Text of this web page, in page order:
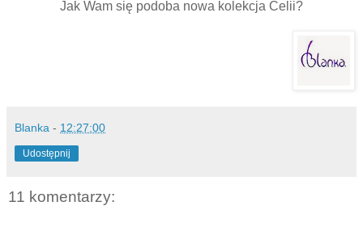
Jak Wam się podoba nowa kolekcja Celii?
Blanka - 12:27:00
Udostępnij
11 komentarzy: